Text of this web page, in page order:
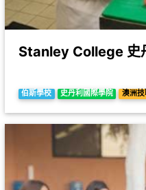
Stanley College 史
伯斯學校 史丹利國際學院 澳洲